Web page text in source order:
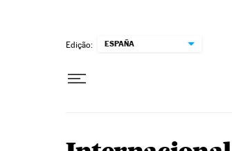
Edição: ESPAÑA